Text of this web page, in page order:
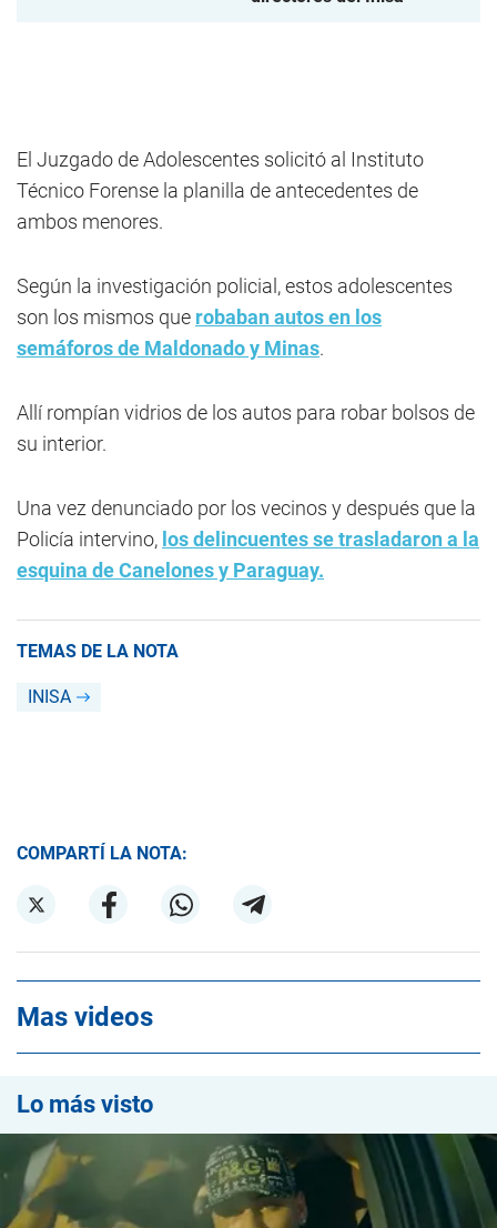
El Juzgado de Adolescentes solicitó al Instituto
Técnico Forense la planilla de antecedentes de
ambos menores.
Según la investigación policial, estos adolescentes
son los mismos que robaban autos en los
semáforos de Maldonado y Minas.
Allí rompían vidrios de los autos para robar bolsos de
su interior.
Una vez denunciado por los vecinos y después que la
Policía intervino, los delincuentes se trasladaron a la
esquina de Canelones y Paraguay.
TEMAS DE LA NOTA
INISA
COMPARTÍ LA NOTA:
Mas videos
Lo más visto